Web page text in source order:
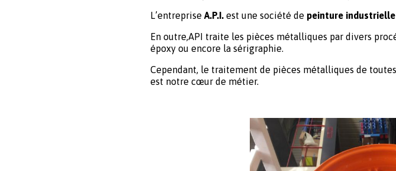
L’entreprise A.P.I.est une société de peinture industrielle
En outre,API traite les pièces métalliques par divers
époxy ou encore la sérigraphie.
Cependant, le traitement de pièces métalliques de
est notre cœur de métier.